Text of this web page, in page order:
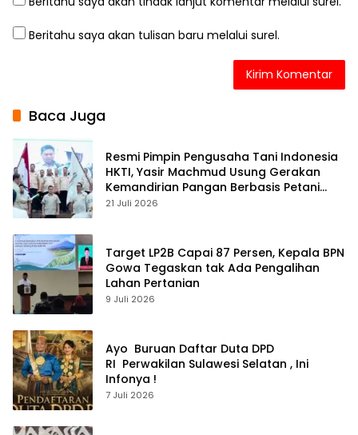
Beritahu saya akan tulisan baru melalui surel.
Baca Juga
Resmi Pimpin Pengusaha Tani Indonesia
HKTI, Yasir Machmud Usung Gerakan
Kemandirian Pangan Berbasis Petani
Modern
21 Juli 2026
Target LP2B Capai 87 Persen, Kepala BPN
Gowa Tegaskan tak Ada Pengalihan
Lahan Pertanian
9 Juli 2026
Ayo Buruan Daftar Duta DPD
RI Perwakilan Sulawesi Selatan , Ini
Infonya !
7 Juli 2026